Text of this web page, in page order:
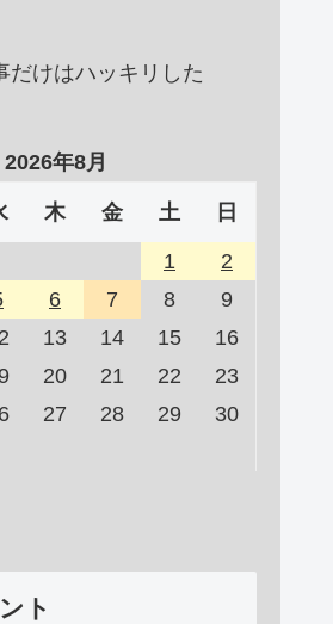
だけはハッキリした
2026年8月
木 金 土 日
1
2
6 7 8
9
13 14 15
16
20 21 22
23
27 28 29
30
ト